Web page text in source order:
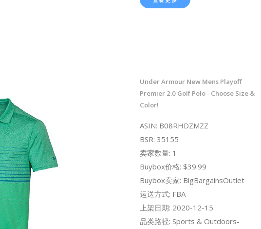
Under Armour New Mens Playoff
Premier 2.0 Golf Polo - Choose Size &
Color!
ASIN: B08RHDZMZZ
BSR: 35155
卖家数量: 1
Buybox价格: $39.99
Buybox卖家: BigBargainsOutlet
运送方式: FBA
上架日期: 2020-12-15
品类路径: Sports & Outdoors-